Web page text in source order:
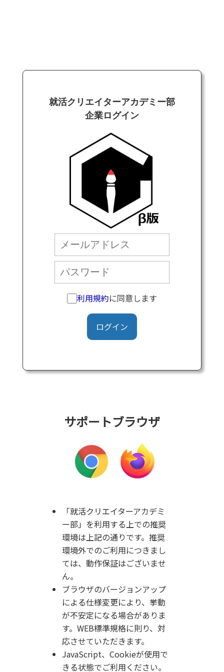
就活クリエイターアカデミー部
企業ログイン
利用規約に同意します
ログイン
サポートブラウザ
「就活クリエイターアカデミ
ー部」を利用する上での推奨
環境は上記の通りです。 推奨
環境外でのご利用につきまし
ては、動作保証はございませ
ん。
ブラウザのバージョンアップ
による仕様変更により、挙動
が不安定になる場合がありま
す。WEB標準規格に則り、対
応させていただきます。
JavaScript、Cookieが使用で
きる状態でご利用ください。